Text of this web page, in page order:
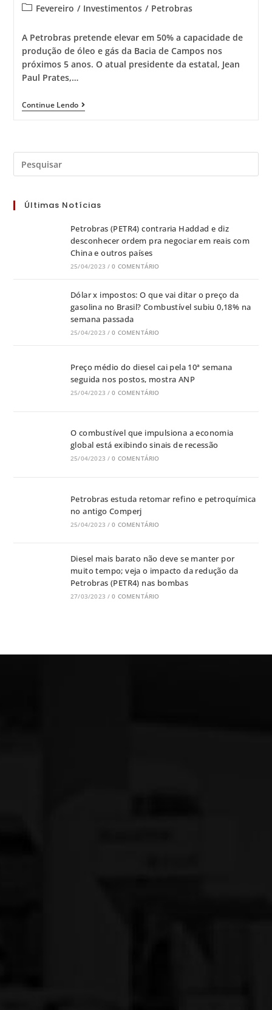
Fevereiro / Investimentos / Petrobras
A Petrobras pretende elevar em 50% a capacidade de
produção de óleo e gás da Bacia de Campos nos
próximos 5 anos. O atual presidente da estatal, Jean
Paul Prates,…
Continue Lendo
Últimas Notícias
Petrobras (PETR4) contraria Haddad e diz
desconhecer ordem pra negociar em reais com
China e outros países
25/04/2023 / 0 COMENTÁRIO
Dólar x impostos: O que vai ditar o preço da
gasolina no Brasil? Combustível subiu 0,18% na
semana passada
25/04/2023 / 0 COMENTÁRIO
Preço médio do diesel cai pela 10ª semana
seguida nos postos, mostra ANP
25/04/2023 / 0 COMENTÁRIO
O combustível que impulsiona a economia
global está exibindo sinais de recessão
25/04/2023 / 0 COMENTÁRIO
Petrobras estuda retomar refino e petroquímica
no antigo Comperj
25/04/2023 / 0 COMENTÁRIO
Diesel mais barato não deve se manter por
muito tempo; veja o impacto da redução da
Petrobras (PETR4) nas bombas
27/03/2023 / 0 COMENTÁRIO